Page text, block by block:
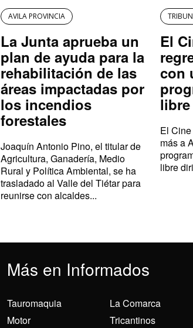
AVILA PROVINCIA
La Junta aprueba un
plan de ayuda para la
rehabilitación de las
áreas impactadas por
los incendios
forestales
Joaquín Antonio Pino, el titular de
Agricultura, Ganadería, Medio
Rural y Política Ambiental, se ha
trasladado al Valle del Tiétar para
reunirse con alcaldes...
El
con
libre
El
más a
libre
Más en Informados
Tauromaquia
Motor
La Comarca
Tricantinos